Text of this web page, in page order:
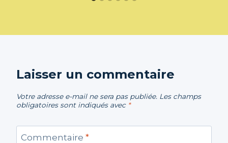
Laisser un commentaire
Votre adresse e-mail ne sera pas publiée. Les champs
obligatoires sont indiqués avec *
Commentaire *